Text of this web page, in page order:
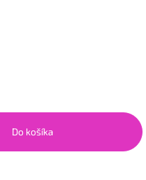
Do košíka